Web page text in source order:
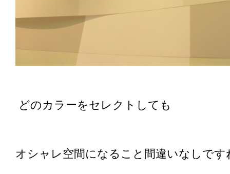
どのカラーをセレクトしても
オシャレ空間になること間違いなしです